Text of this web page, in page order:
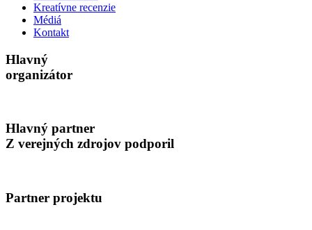
Kreatívne recenzie
Médiá
Kontakt
Hlavný
organizátor
Hlavný partner
Z verejných zdrojov podporil
Partner projektu